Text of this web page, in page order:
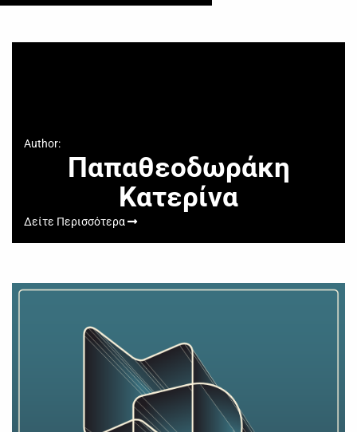
Author:
Παπαθεοδωράκη
Κατερίνα
Δείτε Περισσότερα